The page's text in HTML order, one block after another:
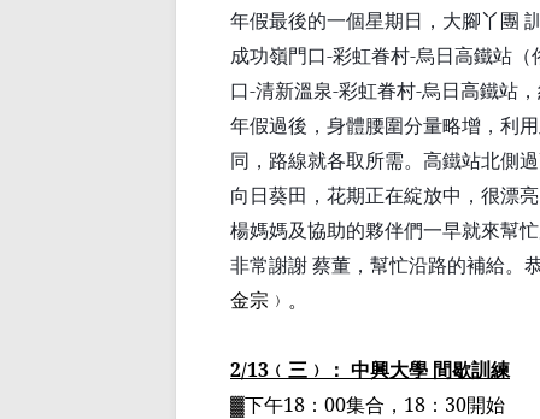
年假最後的一個星期日，大腳丫團
成功嶺門口-彩虹眷村-烏日高鐵站（
口-清新溫泉-彩虹眷村-烏日高鐵站
年假過後，身體腰圍分量略增，利
同，路線就各取所需。 高鐵站北側
向日葵田，花期正在綻放中，很漂
楊媽媽及協助的夥伴們一早就來幫
非常謝謝蔡董，幫忙沿路的補給。
金宗﹚。
2/13 ﹙三﹚： 中興大學 間歇訓練
▓下午18 ： 00集合， 18 ： 30開始